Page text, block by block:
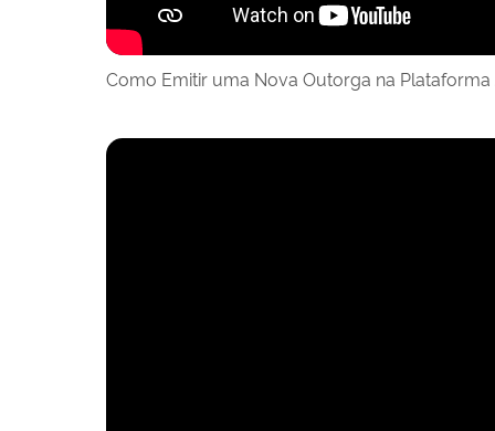
Como Emitir uma Nova Outorga na Plataforma